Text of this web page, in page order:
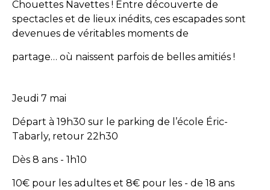
Chouettes Navettes ! Entre découverte de
spectacles et de lieux inédits, ces escapades sont
devenues de véritables moments de
partage… où naissent parfois de belles amitiés !
Jeudi 7 mai
Départ à 19h30 sur le parking de l’école Éric-
Tabarly, retour 22h30
Dès 8 ans - 1h10
10€ pour les adultes et 8€ pour les - de 18 ans